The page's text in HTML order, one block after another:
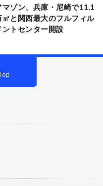
マゾン、兵庫・尼崎で11.1
㎡と関西最大のフルフィル
ントセンター開設